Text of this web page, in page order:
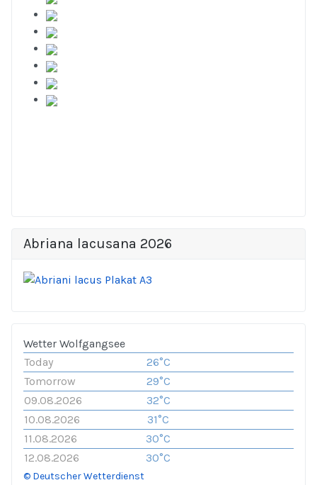
Abriana lacusana 2026
Wetter Wolfgangsee
Today
26°C
Tomorrow
29°C
09.08.2026
32°C
10.08.2026
31°C
11.08.2026
30°C
12.08.2026
30°C
© Deutscher Wetterdienst